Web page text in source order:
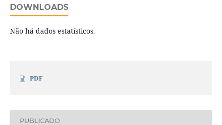
DOWNLOADS
Não há dados estatísticos.
PDF
PUBLICADO